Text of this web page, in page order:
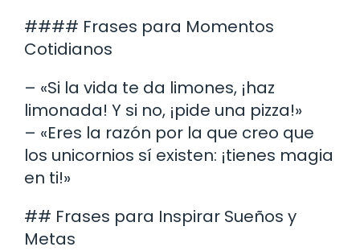
#### Frases para Momentos
Cotidianos
– «Si la vida te da limones, ¡haz
limonada! Y si no, ¡pide una pizza!»
– «Eres la razón por la que creo que
los unicornios sí existen: ¡tienes magia
en ti!»
## Frases para Inspirar Sueños y
Metas